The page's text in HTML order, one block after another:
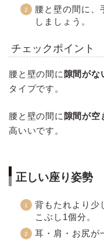
腰と壁の間に、
しましょう。
チェックポイント
腰と壁の間に 隙間がな
タイプです。
腰と壁の間に 隙間が空
高いいです。
正しい座り姿勢
背もたれより少
こぶし1個分。
耳・肩・お尻が